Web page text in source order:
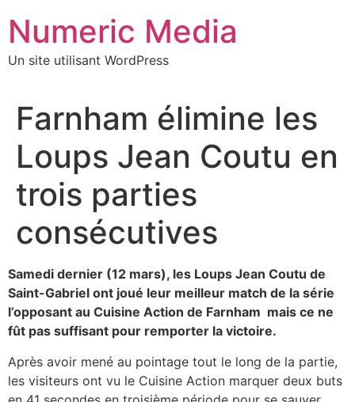
contenu
Numeric Media
Un site utilisant WordPress
Farnham élimine les
Loups Jean Coutu en
trois parties
consécutives
Samedi dernier (12 mars), les Loups Jean Coutu de
Saint-Gabriel ont joué leur meilleur match de la série
l’opposant au Cuisine Action de Farnham mais ce ne
fût pas suffisant pour remporter la victoire.
Après avoir mené au pointage tout le long de la partie,
les visiteurs ont vu le Cuisine Action marquer deux buts